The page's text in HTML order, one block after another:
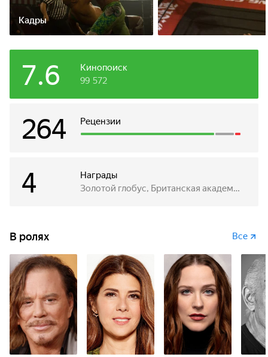
Кадры
Кинопоиск
7.6 99 572
Рецензии
264
Награды
4 Золотой глобус, Британская академия, Венецианский кинофестиваль
В ролях Все